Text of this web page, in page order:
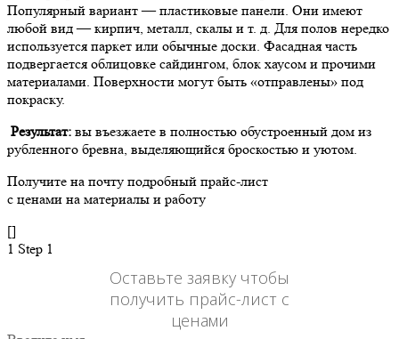
Популярный вариант — пластиковые панели. Они имеют
любой вид — кирпич, металл, скалы и т. д. Для полов нередко
используется паркет или обычные доски. Фасадная часть
подвергается облицовке сайдингом, блок хаусом и прочими
материалами. Поверхности могут быть «отправлены» под
покраску.
Результат: вы въезжаете в полностью обустроенный дом из
рубленного бревна, выделяющийся броскостью и уютом.
Получите на почту подробный прайс-лист
с ценами на материалы и работу
[]
1 Step 1
Оставьте заявку чтобы
получить прайс-лист с
ценами